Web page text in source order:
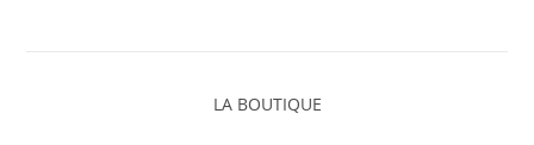
LA BOUTIQUE